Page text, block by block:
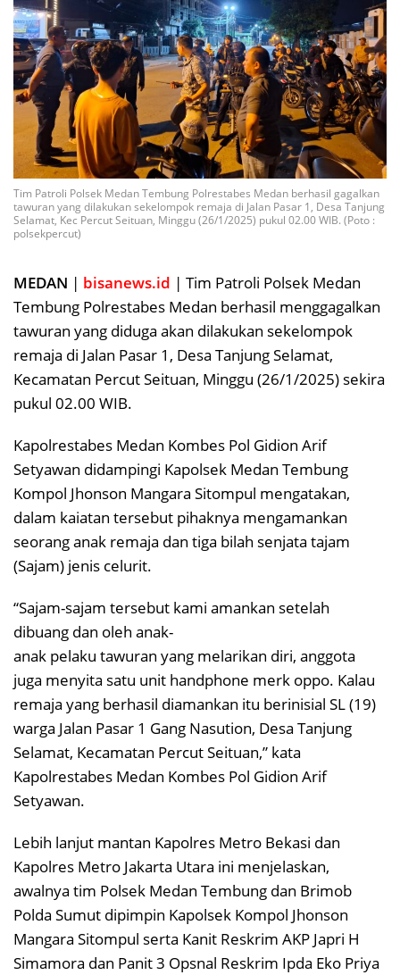
Tim Patroli Polsek Medan Tembung Polrestabes Medan berhasil gagalkan
tawuran yang dilakukan sekelompok remaja di Jalan Pasar 1, Desa Tanjung
Selamat, Kec Percut Seituan, Minggu (26/1/2025) pukul 02.00 WIB. (Poto :
polsekpercut)
MEDAN | bisanews.id | Tim Patroli Polsek Medan
Tembung Polrestabes Medan berhasil menggagalkan
tawuran yang diduga akan dilakukan sekelompok
remaja di Jalan Pasar 1, Desa Tanjung Selamat,
Kecamatan Percut Seituan, Minggu (26/1/2025) sekira
pukul 02.00 WIB.
Kapolrestabes Medan Kombes Pol Gidion Arif
Setyawan didampingi Kapolsek Medan Tembung
Kompol Jhonson Mangara Sitompul mengatakan,
dalam kaiatan tersebut pihaknya mengamankan
seorang anak remaja dan tiga bilah senjata tajam
(Sajam) jenis celurit.
“Sajam-sajam tersebut kami amankan setelah
dibuang dan oleh anak-
anak pelaku tawuran yang melarikan diri, anggota
juga menyita satu unit handphone merk oppo. Kalau
remaja yang berhasil diamankan itu berinisial SL (19)
warga Jalan Pasar 1 Gang Nasution, Desa Tanjung
Selamat, Kecamatan Percut Seituan,” kata
Kapolrestabes Medan Kombes Pol Gidion Arif
Setyawan.
Lebih lanjut mantan Kapolres Metro Bekasi dan
Kapolres Metro Jakarta Utara ini menjelaskan,
awalnya tim Polsek Medan Tembung dan Brimob
Polda Sumut dipimpin Kapolsek Kompol Jhonson
Mangara Sitompul serta Kanit Reskrim AKP Japri H
Simamora dan Panit 3 Opsnal Reskrim Ipda Eko Priya